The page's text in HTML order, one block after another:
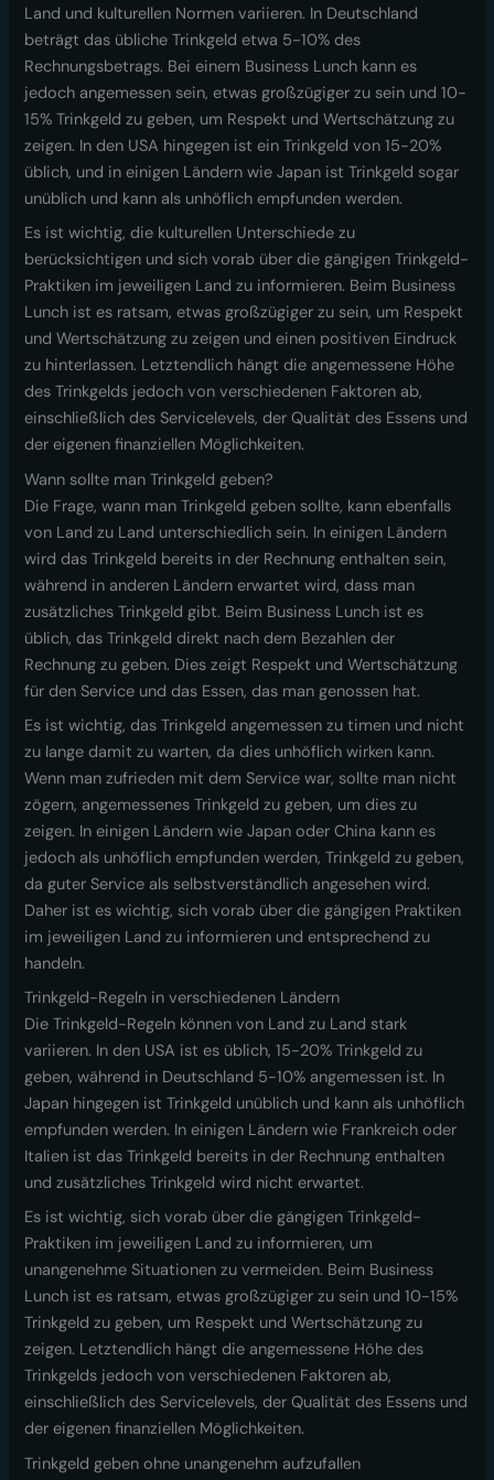
Land und kulturellen Normen variieren. In Deutschland
beträgt das übliche Trinkgeld etwa 5-10% des
Rechnungsbetrags. Bei einem Business Lunch kann es
jedoch angemessen sein, etwas großzügiger zu sein und 10-
15% Trinkgeld zu geben, um Respekt und Wertschätzung zu
zeigen. In den USA hingegen ist ein Trinkgeld von 15-20%
üblich, und in einigen Ländern wie Japan ist Trinkgeld sogar
unüblich und kann als unhöflich empfunden werden.
Es ist wichtig, die kulturellen Unterschiede zu
berücksichtigen und sich vorab über die gängigen Trinkgeld-
Praktiken im jeweiligen Land zu informieren. Beim Business
Lunch ist es ratsam, etwas großzügiger zu sein, um Respekt
und Wertschätzung zu zeigen und einen positiven Eindruck
zu hinterlassen. Letztendlich hängt die angemessene Höhe
des Trinkgelds jedoch von verschiedenen Faktoren ab,
einschließlich des Servicelevels, der Qualität des Essens und
der eigenen finanziellen Möglichkeiten.
Wann sollte man Trinkgeld geben?
Die Frage, wann man Trinkgeld geben sollte, kann ebenfalls
von Land zu Land unterschiedlich sein. In einigen Ländern
wird das Trinkgeld bereits in der Rechnung enthalten sein,
während in anderen Ländern erwartet wird, dass man
zusätzliches Trinkgeld gibt. Beim Business Lunch ist es
üblich, das Trinkgeld direkt nach dem Bezahlen der
Rechnung zu geben. Dies zeigt Respekt und Wertschätzung
für den Service und das Essen, das man genossen hat.
Es ist wichtig, das Trinkgeld angemessen zu timen und nicht
zu lange damit zu warten, da dies unhöflich wirken kann.
Wenn man zufrieden mit dem Service war, sollte man nicht
zögern, angemessenes Trinkgeld zu geben, um dies zu
zeigen. In einigen Ländern wie Japan oder China kann es
jedoch als unhöflich empfunden werden, Trinkgeld zu geben,
da guter Service als selbstverständlich angesehen wird.
Daher ist es wichtig, sich vorab über die gängigen Praktiken
im jeweiligen Land zu informieren und entsprechend zu
handeln.
Trinkgeld-Regeln in verschiedenen Ländern
Die Trinkgeld-Regeln können von Land zu Land stark
variieren. In den USA ist es üblich, 15-20% Trinkgeld zu
geben, während in Deutschland 5-10% angemessen ist. In
Japan hingegen ist Trinkgeld unüblich und kann als unhöflich
empfunden werden. In einigen Ländern wie Frankreich oder
Italien ist das Trinkgeld bereits in der Rechnung enthalten
und zusätzliches Trinkgeld wird nicht erwartet.
Es ist wichtig, sich vorab über die gängigen Trinkgeld-
Praktiken im jeweiligen Land zu informieren, um
unangenehme Situationen zu vermeiden. Beim Business
Lunch ist es ratsam, etwas großzügiger zu sein und 10-15%
Trinkgeld zu geben, um Respekt und Wertschätzung zu
zeigen. Letztendlich hängt die angemessene Höhe des
Trinkgelds jedoch von verschiedenen Faktoren ab,
einschließlich des Servicelevels, der Qualität des Essens und
der eigenen finanziellen Möglichkeiten.
Trinkgeld geben ohne unangenehm aufzufallen